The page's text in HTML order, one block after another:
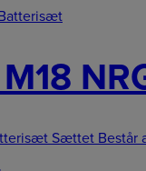
Sættet Består